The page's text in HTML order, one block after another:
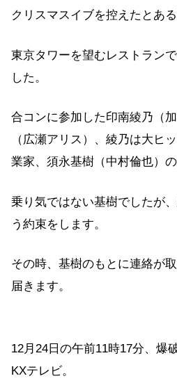
クリスマスイブを控えたとある
東京タワーを望むレストラン
した。
合コンに参加した印南綾乃（
（広瀬アリス）、綾乃は大ヒ
業家、須永基樹（中村倫也）
乗り気ではない基樹でしたが
う約束をします。
その時、基樹のもとに連絡が
届きます。
12月24日の午前11時17分、爆
KXテレビ。